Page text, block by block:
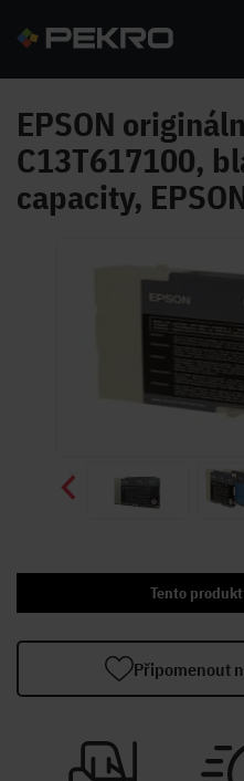
EPSON
C13T617100,
capacity,
Tento
Připomenout